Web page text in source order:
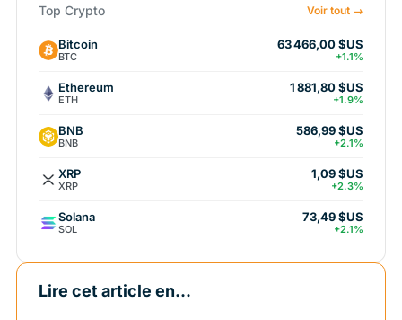
Top Crypto Voir tout →
Bitcoin
BTC
63 466,00 $US
+1.1%
Ethereum
ETH
1 881,80 $US
+1.9%
BNB
BNB
586,99 $US
+2.1%
XRP
XRP
1,09 $US
+2.3%
Solana
SOL
73,49 $US
+2.1%
Lire cet article en...